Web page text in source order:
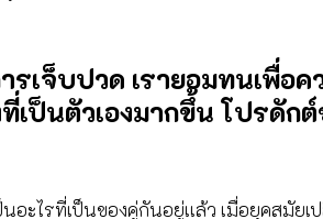
เจ็บปวด เรายอมทนเพื่อ
ป็นตัวเองมากขึ้น โปรดักต์
อะไรที่เป็นของคู่กันอยู่เเล้ว เมื่อยุคสมั